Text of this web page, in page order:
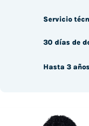
Servicio
30 días de
Hasta 3